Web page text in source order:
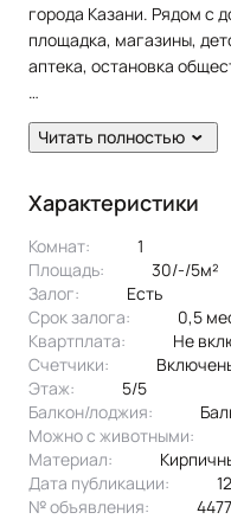
города Казани. Рядом с
площадка, магазины,
аптека, остановка
В квартире сделан
кафеле. Есть балкон.
Жильцам
диван раскладной,
холодильник, плита,
Читать полностью
Характеристики
Комнат:
1
Площадь:
30/-/5м²
Залог:
есть
Срок залога:
0,5
Квартплата:
не
Счетчики:
Этаж:
5/5
Балкон/лоджия:
Можно с животными:
Материал:
Дата публикации:
№ объявления: